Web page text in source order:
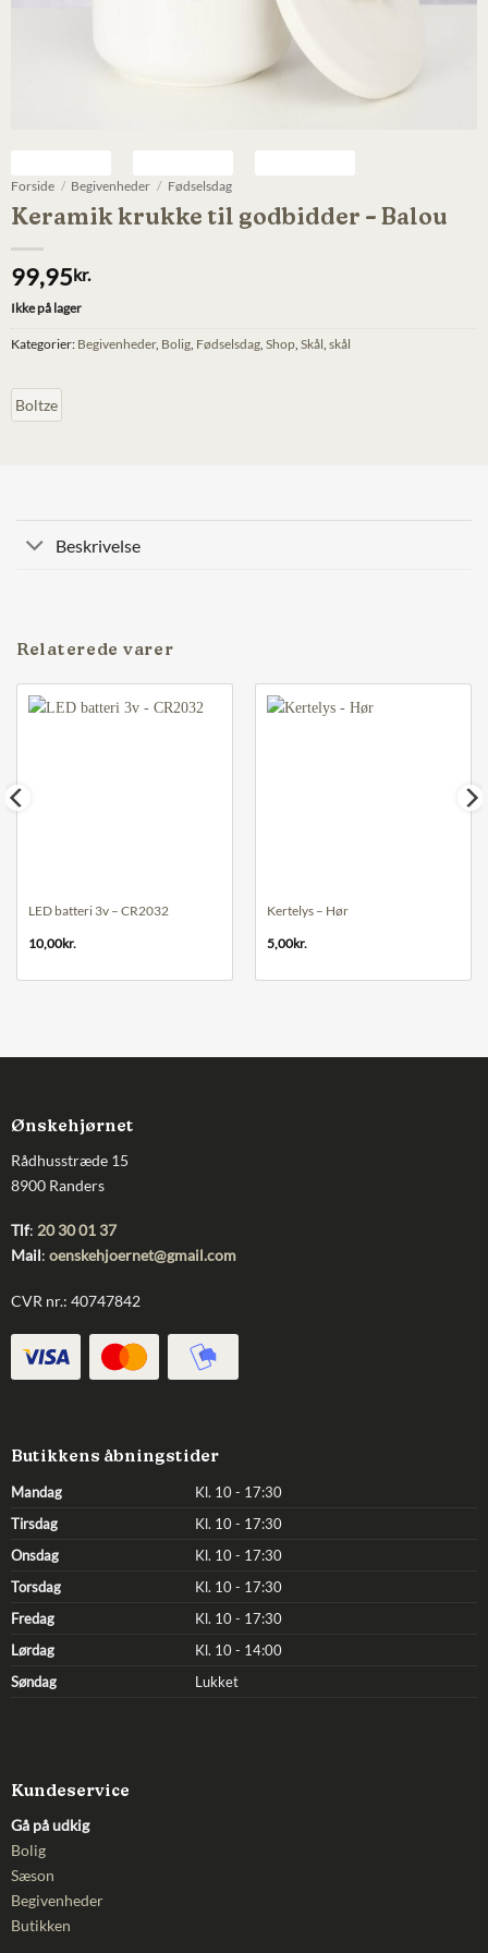
Forside / Begivenheder / Fødselsdag
Keramik krukke til godbidder – Balou
99,95kr.
Ikke på lager
Kategorier: Begivenheder, Bolig Fødselsdag Shop Skål skål
Boltze
Beskrivelse
Relaterede varer
LED batteri 3v – CR2032
10,00kr.
Kertelys – Hør
5,00kr.
Ønskehjørnet
Rådhusstræde 15
8900 Randers
Tlf: 20 30 01 37
Mail: oenskehjoernet@gmail.com
CVR nr.: 40747842
Butikkens åbningstider
Mandag
Kl. 10 - 17:30
Tirsdag
Kl. 10 - 17:30
Onsdag
Kl. 10 - 17:30
Torsdag
Kl. 10 - 17:30
Fredag
Kl. 10 - 17:30
Lørdag
Kl. 10 - 14:00
Søndag
Lukket
Kundeservice
Gå på udkig
Bolig
Sæson
Begivenheder
Butikken